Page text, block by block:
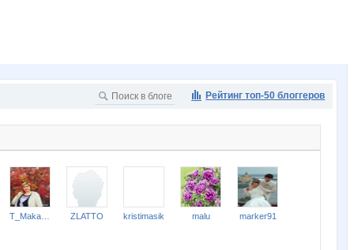
Рейтинг топ-50 блоггеров
ZLATTO kristimasik malu marker91